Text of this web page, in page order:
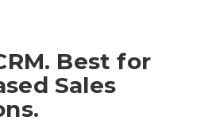
Best for
Sales